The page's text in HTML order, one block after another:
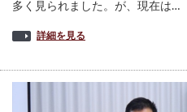
多く見られました。が、現在は…
詳細を見る